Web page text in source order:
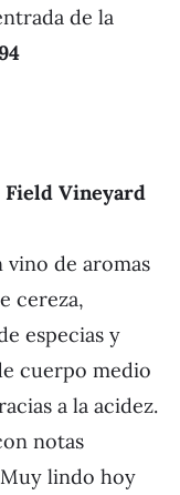
de la
Field Vineyard
de aromas
cereza,
especias y
cuerpo medio
a la acidez.
notas
lindo hoy